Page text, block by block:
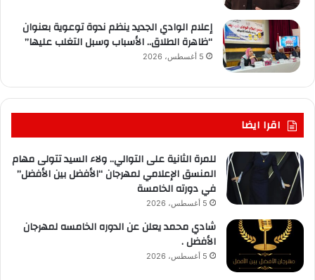
إعلام الوادي الجديد ينظم ندوة توعوية بعنوان
“ظاهرة الطلاق.. الأسباب وسبل التغلب عليها”
5 أغسطس، 2026
اقرا ايضا
للمرة الثانية على التوالي.. ولاء السيد تتولى مهام
المنسق الإعلامي لمهرجان “الأفضل بين الأفضل”
في دورته الخامسة
5 أغسطس، 2026
شادي محمد يعلن عن الدوره الخامسه لمهرجان
الأفضل .
5 أغسطس، 2026